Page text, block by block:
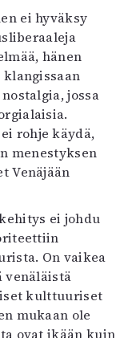
ei hyväksy
hänen
jossa
rohje käydä,
menestyksen
Venäjään
ei johdu
On vaikea
venäläistä
kulttuuriset
mukaan ole
ovat ikään kuin